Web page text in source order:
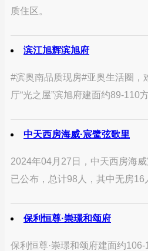
质住区。
滨江旭辉滨旭府
#滨奥南品质现房#亚奥生活圈，
厅“光之屋”滨旭府建面约89-110
中天西房海威·宸鹭弦歌里
2024年04月27日，中天西房海
已公布，总计98人，其中无房16
保利恒尊·崇璟和颂府
保利恒尊·崇璟和颂府建面约